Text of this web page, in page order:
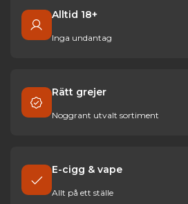
Alltid 18+
Inga undantag
Rätt grejer
Noggrant utvalt sortiment
E-cigg & vape
Allt på ett ställe